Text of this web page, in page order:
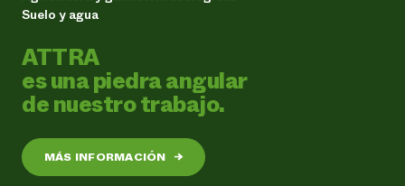
Suelo y agua
ATTRA
es una piedra angular
de nuestro trabajo.
MÁS INFORMACIÓN →